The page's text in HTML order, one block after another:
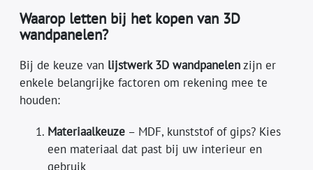
Waarop letten bij het kopen van 3D
wandpanelen?
Bij de keuze van lijstwerk 3D wandpanelenzijn er
enkele belangrijke factoren om rekening mee te
houden:
Materiaalkeuze – MDF, kunststof of gips? Kies
een materiaal dat past bij uw interieur en
gebruik